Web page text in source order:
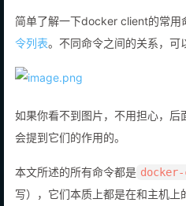
简单了解一下docker client的常用
令列表。不同命令之间的关系，可
如果你看不到图片，不用担心，后
会提到它们的作用的。
本文所述的所有命令都是
写），它们本质上都是在和主机